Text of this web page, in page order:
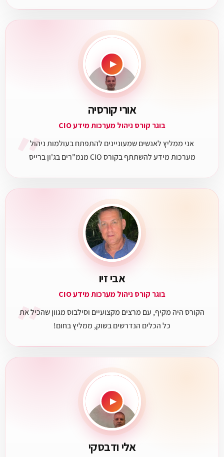
״
▶
אורי קורסיה
בוגר קורס ניהול מערכות מידע CIO
אני ממליץ לאנשים שמעוניינים להתפתח בעולמות ניהול
מערכות מידע להשתתף בקורס CIO מנמ"רים בג'ון ברייס
״
אבי זיו
בוגר קורס ניהול מערכות מידע CIO
הקורס היה מקיף, עם מרצים מקצועיים וסילבוס מגוון שהכיל את
כל הכלים הנדרשים בשוק, ממליץ בחום!
▶
אלי ודבסקי